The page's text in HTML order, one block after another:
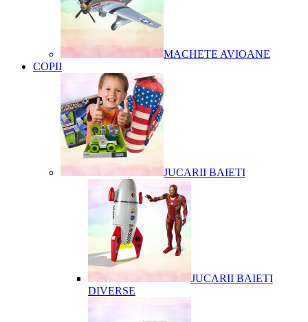
MACHETE AVIOANE
COPII
JUCARII BAIETI
JUCARII BAIETI
DIVERSE